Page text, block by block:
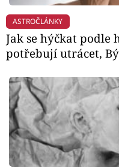
ASTROČLÁNKY
Jak se hýčkat podle
potřebují utrácet,